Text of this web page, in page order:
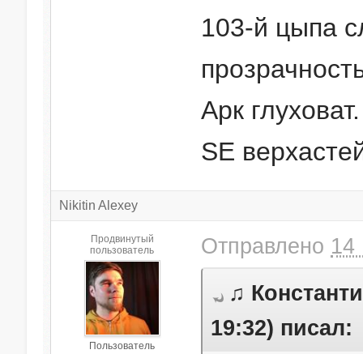
103-й цыпа
Арк глуховат.
SE
Nikitin Alexey
Продвинутый
пользователь
Пользователь
Отправлено 14
♫
19:32) писал: